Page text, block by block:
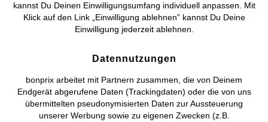
Deutsch Français
kannst Du Deinen Einwilligungsumfang individuell anpassen. Mit
Klick auf den Link „Einwilligung ablehnen” kannst Du Deine
Einwilligung jederzeit ablehnen.
Datennutzungen
bonprix arbeitet mit Partnern zusammen, die von Deinem
Endgerät abgerufene Daten (Trackingdaten) oder die von uns
übermittelten pseudonymisierten Daten zur Aussteuerung
unserer Werbung sowie zu eigenen Zwecken (z.B.